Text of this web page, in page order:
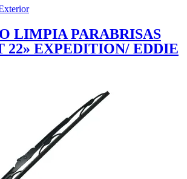
LIMPIA PARABRISAS
22» EXPEDITION/ EDDIE